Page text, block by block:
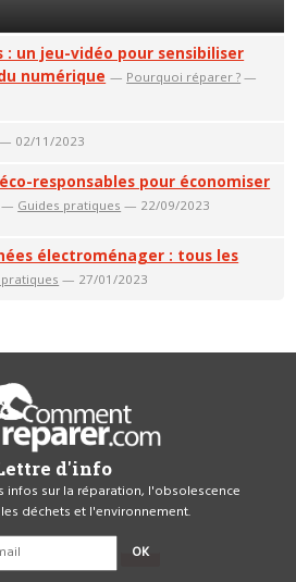
: un jeu-vidéo pour sensibiliser
numérique — Pourquoi réparer ? —
— 02/11/2023
responsables pour économiser
— Guides pratiques — 22/09/2023
électroménager : tous les
— 27/01/2023
d'info
infos sur la réparation, l'obsolescence
déchets et l'environnement.
OK